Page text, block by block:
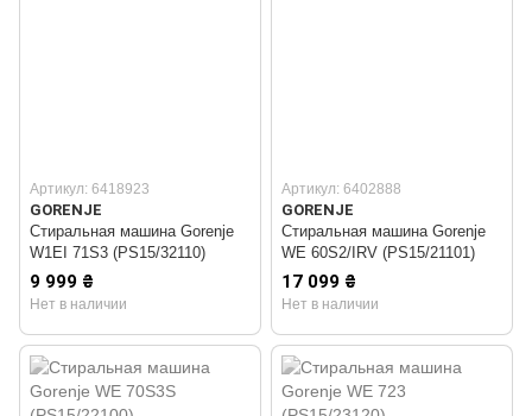
Артикул: 6418923
GORENJE
Стиральная машина Gorenje
W1EI 71S3 (PS15/32110)
9 999 ₴
Нет в наличии
Артикул: 6402888
GORENJE
Стиральная машина Gorenje
WE 60S2/IRV (PS15/21101)
17 099 ₴
Нет в наличии